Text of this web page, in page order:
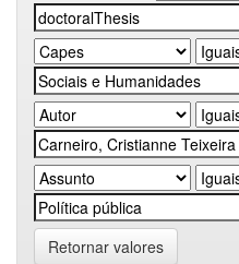
Retornar valores